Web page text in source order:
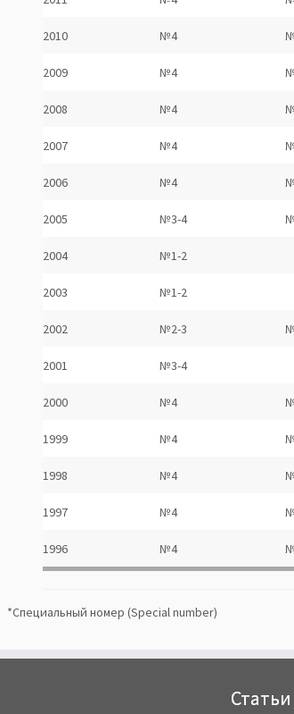
2010 №4
2009 №4
2008 №4
2007 №4
2006 №4
2005 №3-4
2004 №1-2
2003 №1-2
2002 №2-3
2001 №3-4
2000 №4
1999 №4
1998 №4
1997 №4
1996 №4
*Специальный номер (Special number)
Статьи